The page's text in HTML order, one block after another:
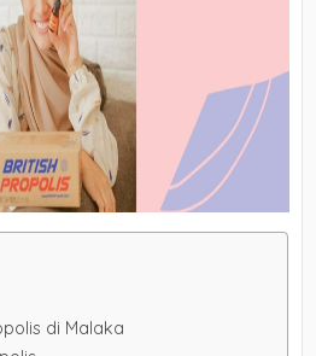
di Malaka